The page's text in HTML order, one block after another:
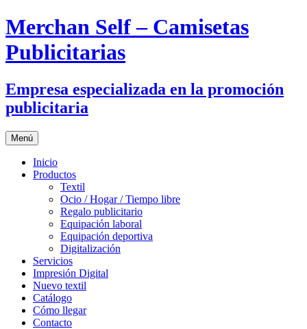
Merchan Self – Camisetas
Publicitarias
Empresa especializada en la promoción
publicitaria
Menú Saltar
al
contenido
Inicio
Productos
Textil
Ocio / Hogar / Tiempo libre
Regalo publicitario
Equipación laboral
Equipación deportiva
Digitalización
Servicios
Impresión Digital
Nuevo textil
Catálogo
Cómo llegar
Contacto